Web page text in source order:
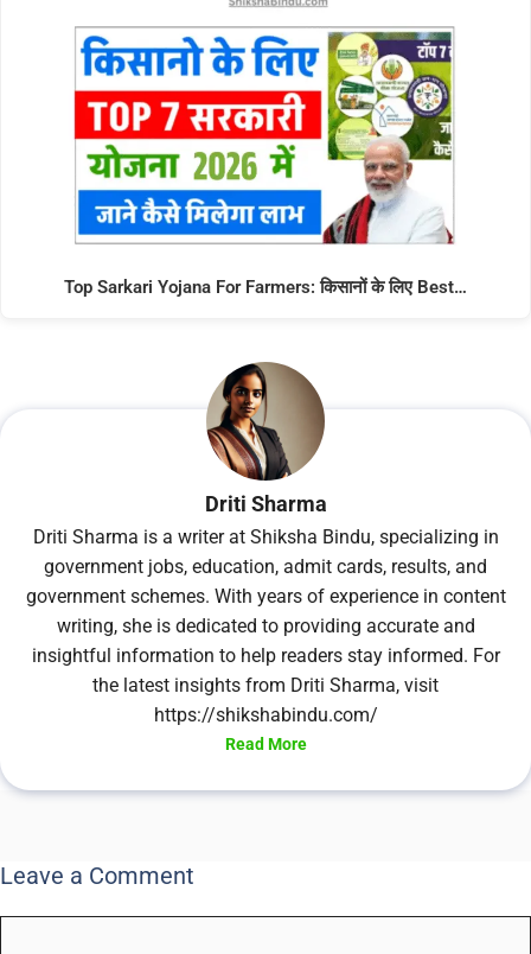
Top Sarkari Yojana For Farmers: किसानों के लिए Best…
Driti Sharma
Driti Sharma is a writer at Shiksha Bindu, specializing in
government jobs, education, admit cards, results, and
government schemes. With years of experience in content
writing, she is dedicated to providing accurate and
insightful information to help readers stay informed. For
the latest insights from Driti Sharma, visit
https://shikshabindu.com/
Read More
Leave a Comment